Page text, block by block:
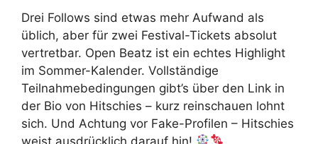
Drei Follows sind etwas mehr Aufwand als
üblich, aber für zwei Festival-Tickets absolut
vertretbar. Open Beatz ist ein echtes Highlight
im Sommer-Kalender. Vollständige
Teilnahmebedingungen gibt’s über den Link in
der Bio von Hitschies – kurz reinschauen lohnt
sich. Und Achtung vor Fake-Profilen – Hitschies
weist ausdrücklich darauf hin!